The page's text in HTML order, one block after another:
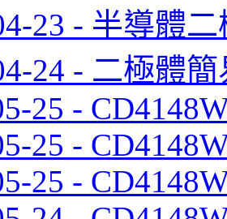
23 - 半導體
24 - 二極體
25 -
25 -
25 -